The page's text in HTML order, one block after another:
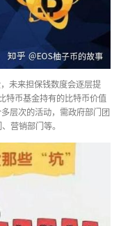
未来担保钱数度会逐层提
特币基金持有的比特币价值
层次的活动，需政府部门团
营销部门等。